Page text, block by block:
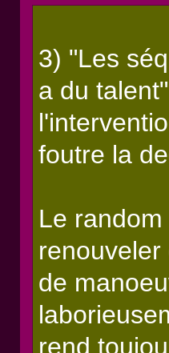
3) "Les
a du
foutre la
Le
de
rend